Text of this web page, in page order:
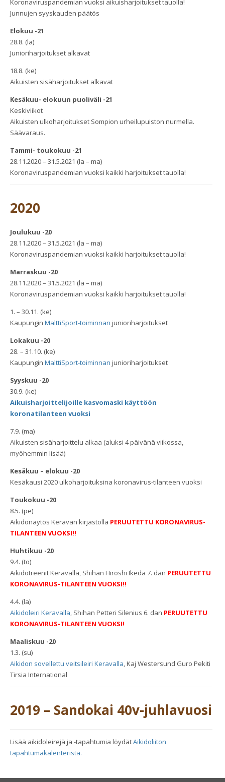
Koronaviruspandemian vuoksi aikuisharjoitukset tauolla!
Junnujen syyskauden päätös
Elokuu -21
28.8. (la)
Junioriharjoitukset alkavat
18.8. (ke)
Aikuisten sisäharjoitukset alkavat
Kesäkuu- elokuun puoliväli -21
Keskiviikot
Aikuisten ulkoharjoitukset Sompion urheilupuiston nurmella.
Säävaraus.
Tammi- toukokuu -21
28.11.2020 – 31.5.2021 (la – ma)
Koronaviruspandemian vuoksi kaikki harjoitukset tauolla!
2020
Joulukuu -20
28.11.2020 – 31.5.2021 (la – ma)
Koronaviruspandemian vuoksi kaikki harjoitukset tauolla!
Marraskuu -20
28.11.2020 – 31.5.2021 (la – ma)
Koronaviruspandemian vuoksi kaikki harjoitukset tauolla!
1. – 30.11. (ke)
Kaupungin MalttiSport-toiminnan junioriharjoitukset
Lokakuu -20
28. – 31.10. (ke)
Kaupungin MalttiSport-toiminnan junioriharjoitukset
Syyskuu -20
30.9. (ke)
Aikuisharjoittelijoille kasvomaski käyttöön
koronatilanteen vuoksi
7.9. (ma)
Aikuisten sisäharjoittelu alkaa (aluksi 4 päivänä viikossa,
myöhemmin lisää)
Kesäkuu – elokuu -20
Kesäkausi 2020 ulkoharjoituksina koronavirus-tilanteen vuoksi
Toukokuu -20
8.5. (pe)
Aikidonäytös Keravan kirjastolla PERUUTETTU KORONAVIRUS-
TILANTEEN VUOKSI!!
Huhtikuu -20
9.4. (to)
Aikidotreenit Keravalla, Shihan Hiroshi Ikeda 7. dan PERUUTETTU
KORONAVIRUS-TILANTEEN VUOKSI!!
4.4. (la)
Aikidoleiri Keravalla, Shihan Petteri Silenius 6. dan PERUUTETTU
KORONAVIRUS-TILANTEEN VUOKSI!
Maaliskuu -20
1.3. (su)
Aikidon sovellettu veitsileiri Keravalla, Kaj Westersund Guro Pekiti
Tirsia International
2019 – Sandokai 40v-juhlavuosi
Lisää aikidoleirejä ja -tapahtumia löydätAikidoliiton
tapahtumakalenterista.